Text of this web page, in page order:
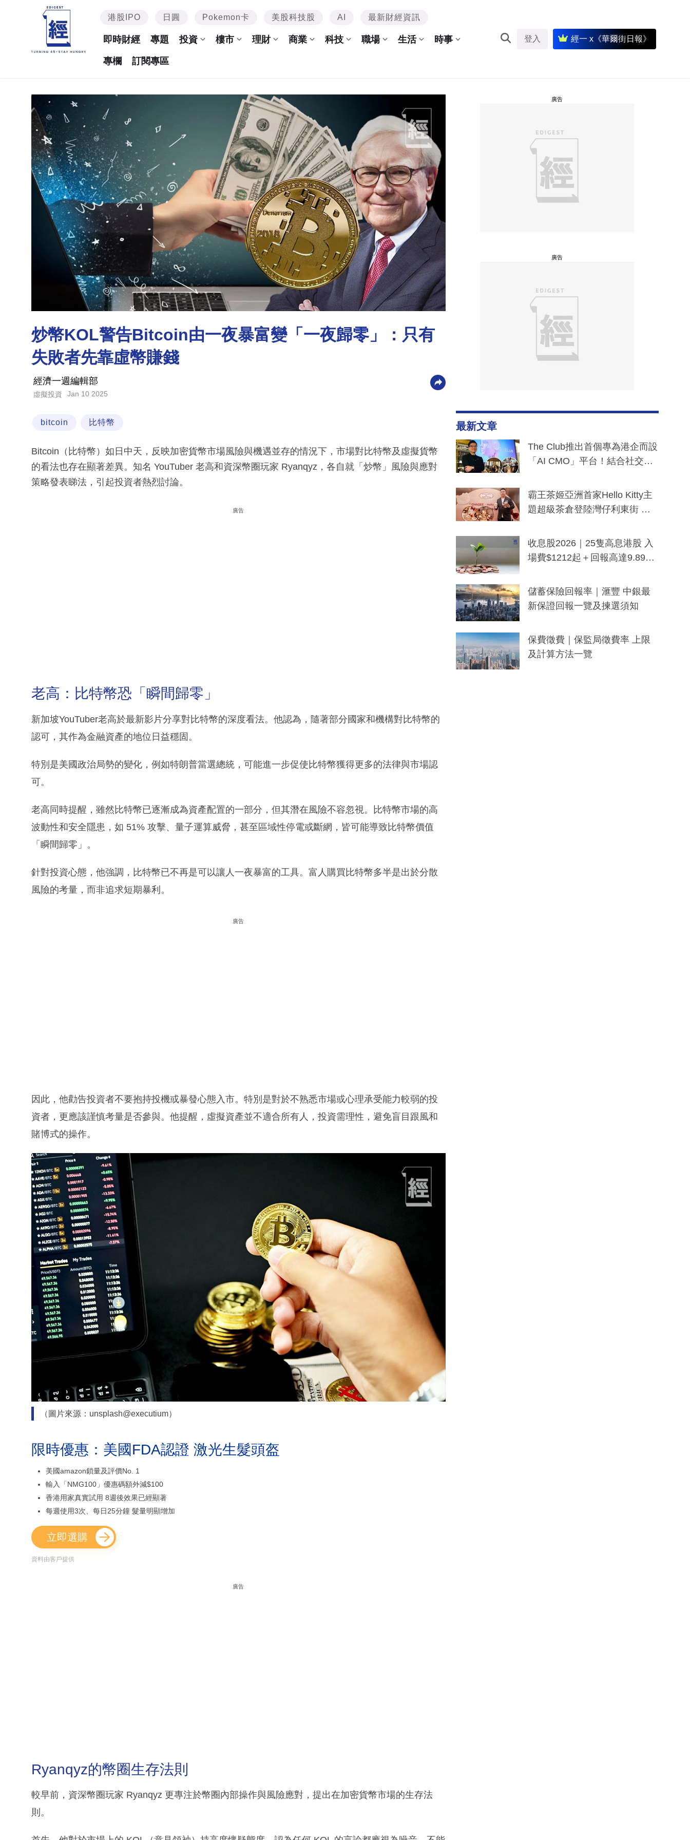
港股IPO 日圓 Pokemon卡 美股科技股 AI 最新財經資訊
即時財經 專題 投資 樓市 理財 商業 科技 職場 生活 時事
專欄 訂閱專區
登入 經一 x《華爾街日報》
炒幣KOL警告Bitcoin由一夜暴富變「一夜歸零」：只有
失敗者先靠虛幣賺錢
經濟一週編輯部
虛擬投資 Jan 10 2025
bitcoin 比特幣
Bitcoin（比特幣）如日中天，反映加密貨幣市場風險與機遇並存的情況下，市場對比特幣及虛擬貨幣
的看法也存在顯著差異。知名 YouTuber 老高和資深幣圈玩家 Ryanqyz，各自就「炒幣」風險與應對
策略發表睇法，引起投資者熱烈討論。
廣告
老高：比特幣恐「瞬間歸零」
新加坡YouTuber老高於最新影片分享對比特幣的深度看法。他認為，隨著部分國家和機構對比特幣的
認可，其作為金融資產的地位日益穩固。
特別是美國政治局勢的變化，例如特朗普當選總統，可能進一步促使比特幣獲得更多的法律與市場認
可。
老高同時提醒，雖然比特幣已逐漸成為資產配置的一部分，但其潛在風險不容忽視。比特幣市場的高
波動性和安全隱患，如 51% 攻擊、量子運算威脅，甚至區域性停電或斷網，皆可能導致比特幣價值
「瞬間歸零」。
針對投資心態，他強調，比特幣已不再是可以讓人一夜暴富的工具。富人購買比特幣多半是出於分散
風險的考量，而非追求短期暴利。
廣告
因此，他勸告投資者不要抱持投機或暴發心態入市。特別是對於不熟悉市場或心理承受能力較弱的投
資者，更應該謹慎考量是否參與。他提醒，虛擬資產並不適合所有人，投資需理性，避免盲目跟風和
賭博式的操作。
（圖片來源：unsplash@executium）
限時優惠：美國FDA認證 激光生髮頭盔
美國amazon鎖量及評價No. 1
輸入「NMG100」優惠碼額外減$100
香港用家真實試用 8週後效果已經顯著
每週使用3次、每日25分鐘 髮量明顯增加
立即選購
資料由客戶提供
廣告
Ryanqyz的幣圈生存法則
較早前，資深幣圈玩家 Ryanqyz 更專注於幣圈內部操作與風險應對，提出在加密貨幣市場的生存法
則。
廣告
廣告
最新文章
The Club推出首個專為港企而設
「AI CMO」平台！結合社交聆
分鐘生成「貼地」宣傳短片
霸王茶姬亞洲首家Hello Kitty主
題超級茶倉登陸灣仔利東街 推
y及香港限定特調系列
收息股2026｜25隻高息港股 入
場費$1212起＋回報高達9.89
儲蓄保險回報率｜滙豐 中銀最
新保證回報一覽及揀選須知
保費徵費｜保監局徵費率 上限
及計算方法一覽